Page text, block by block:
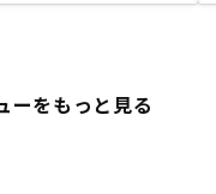
ーをもっと見る